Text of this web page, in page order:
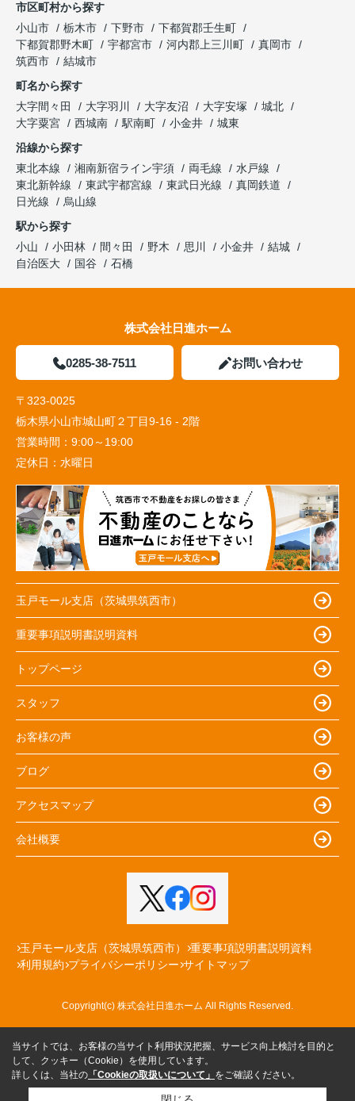
市区町村から探す
小山市
栃木市 下野市
下都賀郡壬生町
下都賀郡野木町
宇都宮市 河内郡上三川町
真岡市
筑西市
結城市
町名から探す
大字間々田
大字羽川 大字友沼 大字安塚
城北
大字粟宮
西城南 駅南町 小金井
城東
沿線から探す
東北本線
湘南新宿ライン宇須 両毛線
水戸線
東北新幹線
東武宇都宮線 東武日光線
真岡鉄道
日光線
烏山線
駅から探す
小山
小田林 間々田 野木 思川 小金井
結城
自治医大
国谷 石橋
株式会社日進ホーム
0285-38-7511 お問い合わせ
〒323-0025
栃木県小山市城山町２丁目9-16 - 2階
営業時間： 9:00～19:00
定休日： 水曜日
玉戸モール支店（茨城県筑西市）
重要事項説明書説明資料
トップページ
スタッフ
お客様の声
ブログ
アクセスマップ
会社概要
玉戸モール支店（茨城県筑西市）
重要事項説明書説明資料
利用規約 プライバシーポリシー サイトマップ
Copyright(c) 株式会社日進ホーム All Rights Reserved.
当サイトでは、お客様の当サイト利用状況把握、サービス向上検討を目的と
して、クッキー（Cookie）を使用しています。
詳しくは、当社の 「Cookieの取扱いについて」 をご確認ください。